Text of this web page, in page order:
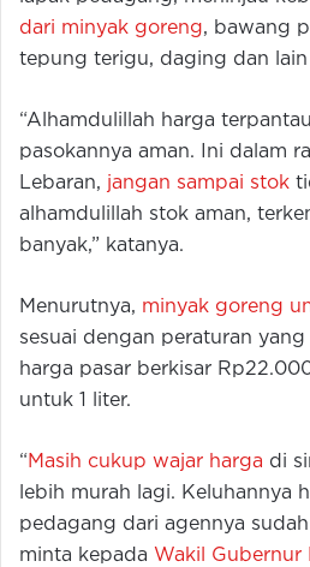
dari minyak goreng, bawang
tepung terigu, daging dan lain
“Alhamdulillah harga
pasokannya aman. Ini dalam
Lebaran, jangan sampai stok
alhamdulillah stok aman,
banyak,” katanya.
Menurutnya, minyak goreng
sesuai dengan peraturan
harga pasar berkisar
untuk 1 liter.
“ Masih cukup wajar harga di
lebih murah lagi. Keluhannya
pedagang dari agennya
minta kepada Wakil Gubernur